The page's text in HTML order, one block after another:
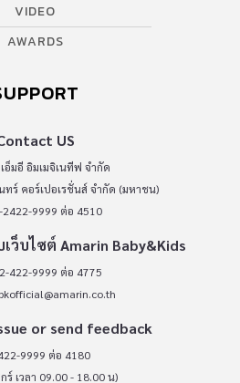
VIDEO
AWARDS
US
อ็มอี อิมเมจิเนทีฟ จำกัด
ทร์ คอร์เปอเรชั่นส์ จำกัด (มหาชน)
2422-9999 ต่อ 4510
ว็บไซต์ Amarin Baby&Kids
422-9999 ต่อ 4775
or send feedback
9999 ต่อ 4180
ร์ เวลา 09.00 - 18.00 น)